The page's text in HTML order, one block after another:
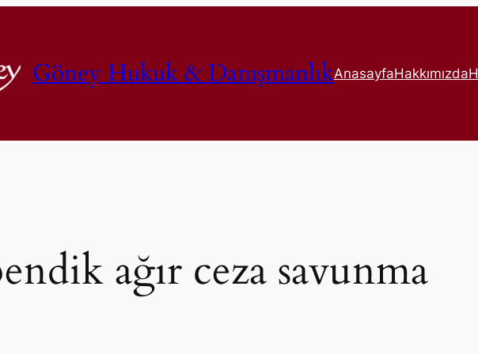
Göney Hukuk & DanışmanlıkAnasayfaHakkımızda
ağır ceza savunma